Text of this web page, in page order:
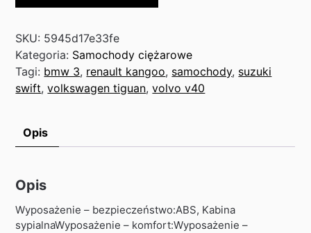
SKU: 5945d17e33fe
Kategoria: Samochody ciężarowe
Tagi: bmw 3, renault kangoo, samochody, suzuki
swift,volkswagen tiguan,volvo v40
Opis
Opis
Wyposażenie – bezpieczeństwo:ABS, Kabina
sypialnaWyposażenie – komfort:Wyposażenie –